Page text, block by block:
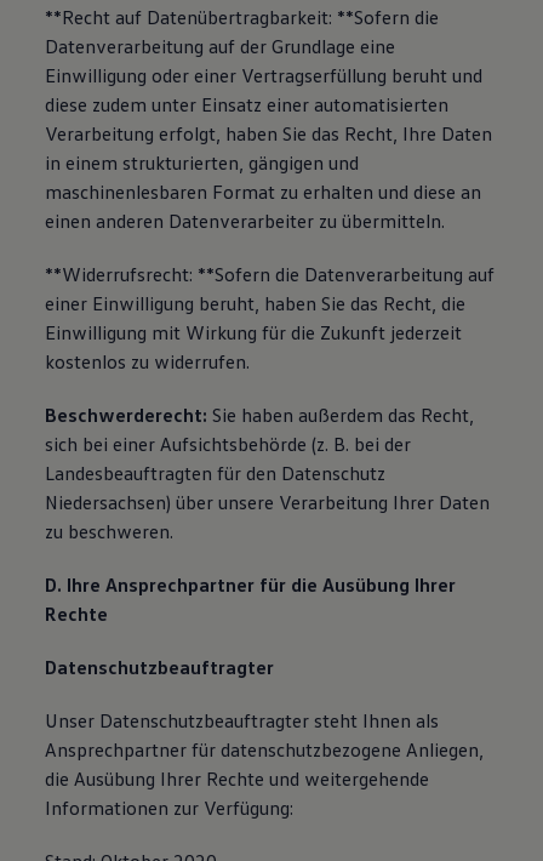
**Recht auf Datenübertragbarkeit: **Sofern die
Datenverarbeitung auf der Grundlage eine
Einwilligung oder einer Vertragserfüllung beruht und
diese zudem unter Einsatz einer automatisierten
Verarbeitung erfolgt, haben Sie das Recht, Ihre Daten
in einem strukturierten, gängigen und
maschinenlesbaren Format zu erhalten und diese an
einen anderen Datenverarbeiter zu übermitteln.
**Widerrufsrecht: **Sofern die Datenverarbeitung auf
einer Einwilligung beruht, haben Sie das Recht, die
Einwilligung mit Wirkung für die Zukunft jederzeit
kostenlos zu widerrufen.
Beschwerderecht: Sie haben außerdem das Recht,
sich bei einer Aufsichtsbehörde (z. B. bei der
Landesbeauftragten für den Datenschutz
Niedersachsen) über unsere Verarbeitung Ihrer Daten
zu beschweren.
D. Ihre Ansprechpartner für die Ausübung Ihrer
Rechte
Datenschutzbeauftragter
Unser Datenschutzbeauftragter steht Ihnen als
Ansprechpartner für datenschutzbezogene Anliegen,
die Ausübung Ihrer Rechte und weitergehende
Informationen zur Verfügung: